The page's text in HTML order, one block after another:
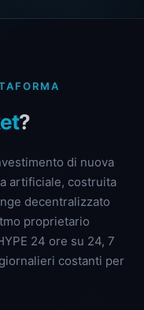
?
di nuova
artificiale, costruita
decentralizzato
proprietario
24 ore su 24, 7
costanti per